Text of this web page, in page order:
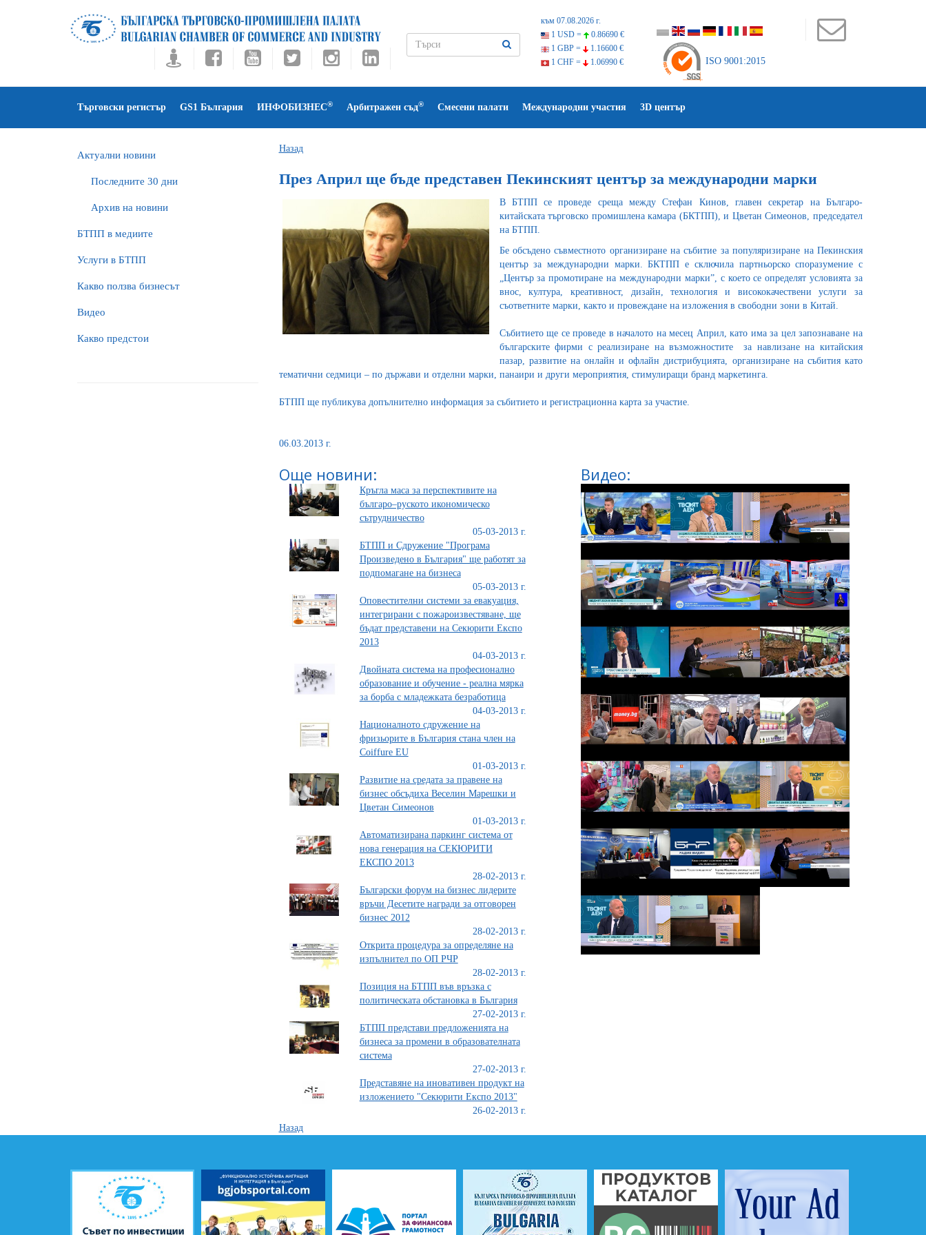
към 07.08.2026 г.
1 USD =
0.86690 €
1 GBP =
1.16600 €
1 CHF =
1.06990 € ISO 9001:2015
Търговски регистър GS1 България ИНФОБИЗНЕС® Арбитражен съд® Смесени палати Международни участия 3D център
Актуални новини
Последните 30 дни
Архив на новини
БTПП в медиите
Услуги в БТПП
Какво ползва бизнесът
Видео
Какво предстои
Назад
През Април ще бъде представен Пекинският център за международни марки
В БТПП се проведе среща между Стефан Кинов, главен секретар на Българо-
китайската търговско промишлена камара (БКТПП), и Цветан Симеонов, председател
на БТПП.
Бе обсъдено съвместното организиране на събитие за популяризиране на Пекинския
център за международни марки. БКТПП е сключила партньорско споразумение с
„Център за промотиране на международни марки”, с което се определят условията за
внос, култура, креативност, дизайн, технология и висококачествени услуги за
съответните марки, както и провеждане на изложения в свободни зони в Китай.
Събитието ще се проведе в началото на месец Април, като има за цел запознаване на
българските фирми с реализиране на възможностите за навлизане на китайския
пазар, развитие на онлайн и офлайн дистрибуцията, организиране на събития като
тематични седмици – по държави и отделни марки, панаири и други мероприятия, стимулиращи бранд маркетинга.
БТПП ще публикува допълнително информация за събитието и регистрационна карта за участие.
06.03.2013 г.
Още новини:
Кръгла маса за перспективите на
българо–руското икономическо
сътрудничество
05-03-2013 г.
БТПП и Сдружение "Програма
Произведено в България" ще работят за
подпомагане на бизнеса
05-03-2013 г.
Оповестителни системи за евакуация,
интегрирани с пожароизвестяване, ще
бъдат представени на Секюрити Експо
2013
04-03-2013 г.
Двойната система на професионално
образование и обучение - реална мярка
за борба с младежката безработица
04-03-2013 г.
Националното сдружение на
фризьорите в България стана член на
Coiffure ЕU
01-03-2013 г.
Развитие на средата за правене на
бизнес обсъдиха Веселин Марешки и
Цветан Симеонов
01-03-2013 г.
Автоматизирана паркинг система от
нова генерация на СЕКЮРИТИ
ЕКСПО 2013
28-02-2013 г.
Български форум на бизнес лидерите
връчи Десетите награди за отговорен
бизнес 2012
28-02-2013 г.
Открита процедура за определяне на
изпълнител по ОП РЧР
28-02-2013 г.
Позиция на БТПП във връзка с
политическата обстановка в България
27-02-2013 г.
БТПП представи предложенията на
бизнеса за промени в образователната
система
27-02-2013 г.
Представяне на иновативен продукт на
изложението "Секюрити Експо 2013"
26-02-2013 г.
Видео:
Назад